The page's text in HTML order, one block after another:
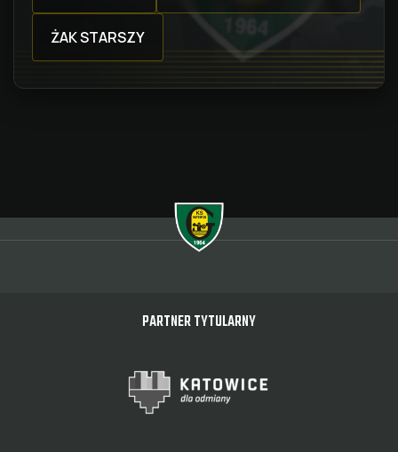
ŻAK STARSZY
PARTNER TYTULARNY